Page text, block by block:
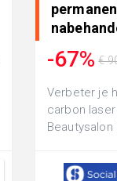
-67% €
Verbeter je
carbon